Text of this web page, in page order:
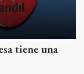
tiene una